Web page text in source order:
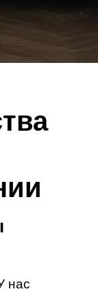
нас